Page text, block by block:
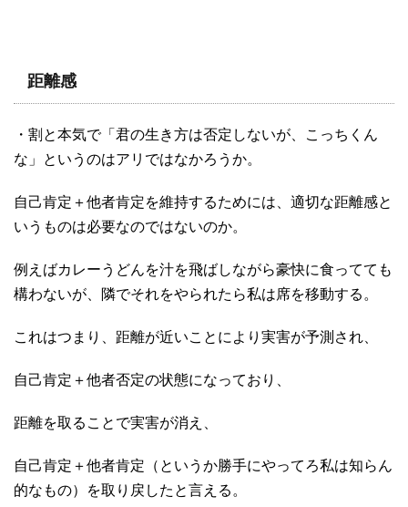
距離感
・割と本気で「君の生き方は否定しないが、こっちくん
な」というのはアリではなかろうか。
自己肯定＋他者肯定を維持するためには、適切な距離感と
いうものは必要なのではないのか。
例えばカレーうどんを汁を飛ばしながら豪快に食ってても
構わないが、隣でそれをやられたら私は席を移動する。
これはつまり、距離が近いことにより実害が予測され、
自己肯定＋他者否定の状態になっており、
距離を取ることで実害が消え、
自己肯定＋他者肯定（というか勝手にやってろ私は知らん
的なもの）を取り戻したと言える。